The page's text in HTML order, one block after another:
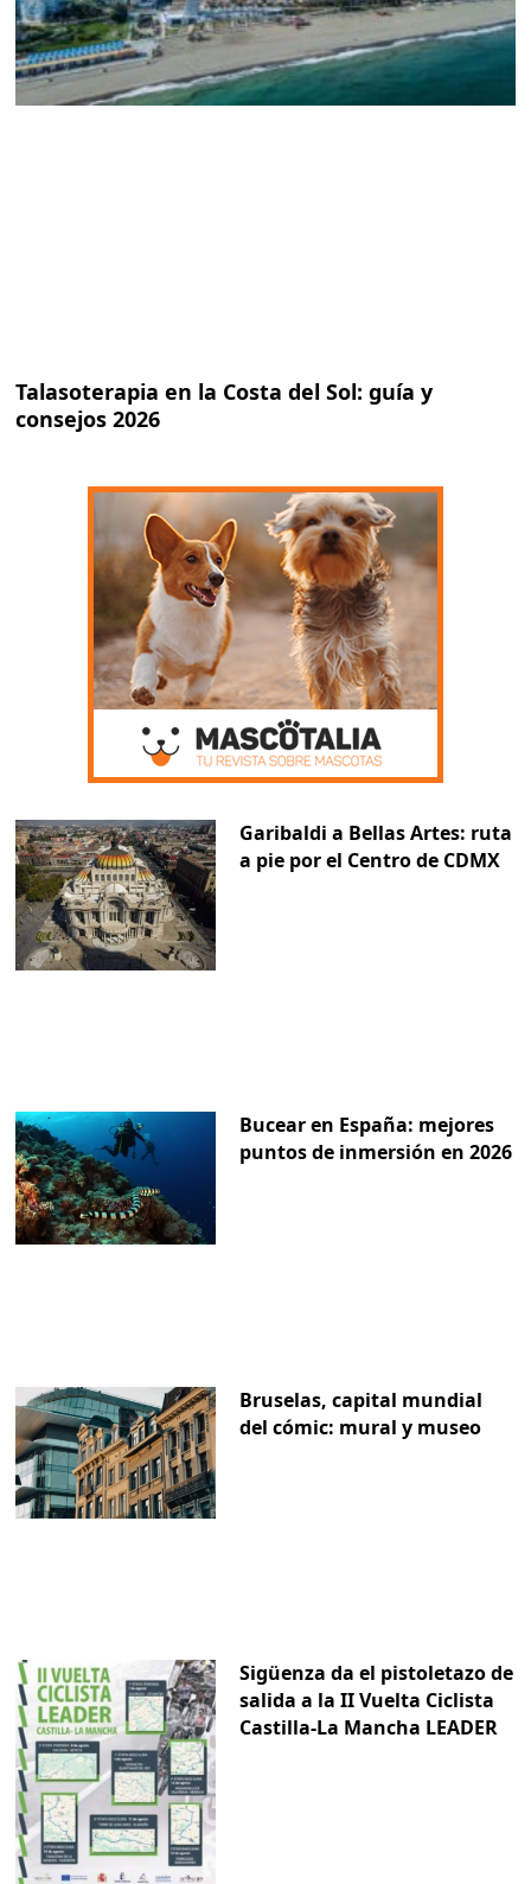
Talasoterapia en la Costa del Sol: guía y
consejos 2026
Garibaldi a Bellas Artes: ruta
a pie por el Centro de CDMX
Bucear en España: mejores
puntos de inmersión en 2026
Bruselas, capital mundial
del cómic: mural y museo
Sigüenza da el pistoletazo de
salida a la II Vuelta Ciclista
Castilla-La Mancha LEADER